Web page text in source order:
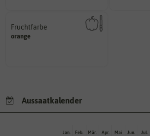
Fruchtfarbe
orange
sie nach dem Reifungsprozess
Aussaatkalender
Jan. Feb. Mär. Apr. Mai Jun. Jul.